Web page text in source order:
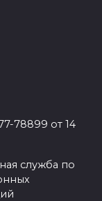
78899 от 14
служба по